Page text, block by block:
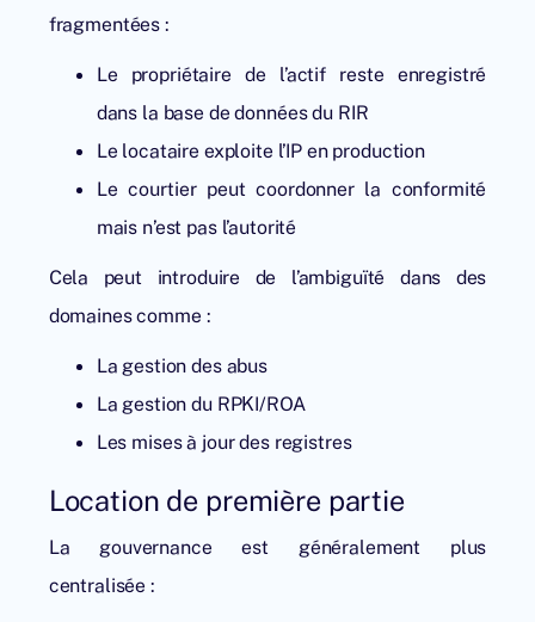
fragmentées :
Le propriétaire de l’actif reste enregistré
dans la base de données du RIR
Le locataire exploite l’IP en production
Le courtier peut coordonner la conformité
mais n’est pas l’autorité
Cela peut introduire de l’ambiguïté dans des
domaines comme :
La gestion des abus
La gestion du RPKI/ROA
Les mises à jour des registres
Location de première partie
La gouvernance est généralement plus
centralisée :